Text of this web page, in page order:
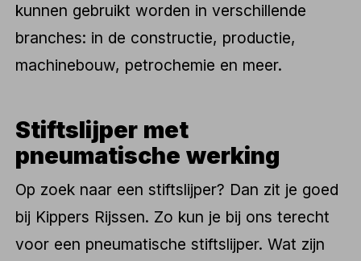
kunnen gebruikt worden in verschillende
branches: in de constructie, productie,
machinebouw, petrochemie en meer.
Stiftslijper met
pneumatische werking
Op zoek naar een stiftslijper? Dan zit je goed
bij Kippers Rijssen. Zo kun je bij ons terecht
voor een pneumatische stiftslijper. Wat zijn